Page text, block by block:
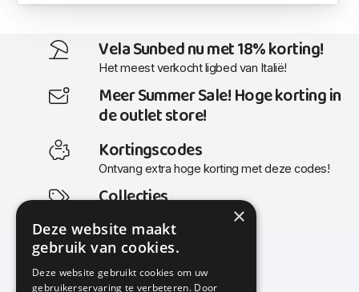
Vela Sunbed nu met 18% korting!
Het meest verkocht ligbed van Italië!
Meer Summer Sale! Hoge korting in
de outlet store!
Kortingscodes
Ontvang extra hoge korting met deze codes!
Collecties
Actuele en populaire collecties
×
Deze website maakt
gebruik van cookies.
Deze website gebruikt cookies om uw
gebruikerservaring te verbeteren. Door